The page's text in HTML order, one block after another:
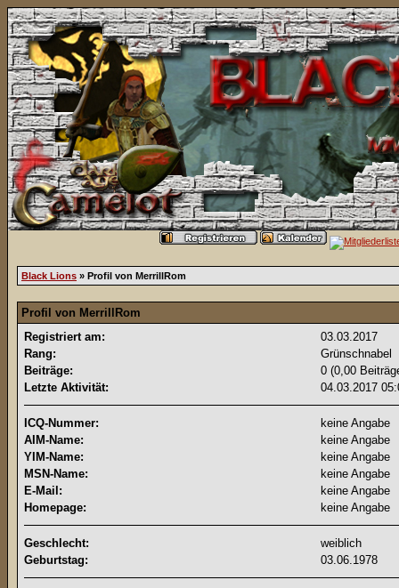
Black Lions » Profil von MerrillRom
Profil von MerrillRom
Registriert am:
03.03.2017
Rang:
Grünschnabel
Beiträge:
0 (0,00
Letzte Aktivität:
04.03.2017
ICQ-Nummer:
keine Angabe
AIM-Name:
keine Angabe
YIM-Name:
keine Angabe
MSN-Name:
keine Angabe
E-Mail:
keine Angabe
Homepage:
keine Angabe
Geschlecht:
weiblich
Geburtstag:
03.06.1978